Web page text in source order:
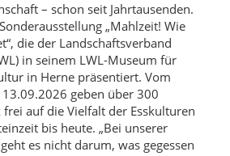
– schon seit Jahrtausenden.
„Mahlzeit! Wie
die der Landschaftsverband
in seinem LWL-Museum für
in Herne präsentiert. Vom
geben über 300
frei auf die Vielfalt der Esskulturen
bis heute. „Bei unserer
es nicht darum, was gegessen